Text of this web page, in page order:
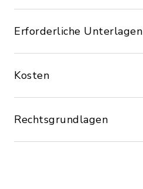
Erforderliche Unterlagen
Kosten
Rechtsgrundlagen